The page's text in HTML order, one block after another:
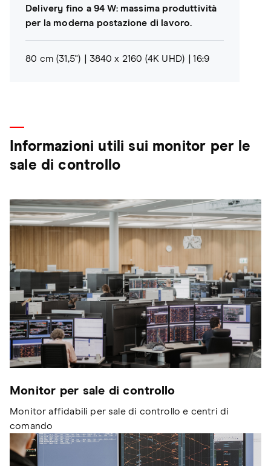
Delivery fino a 94 W: massima produttività
per la moderna postazione di lavoro.
80 cm (31,5") 3840 x 2160 (4K UHD) 16:9
Informazioni utili sui monitor per le
sale di controllo
Monitor per sale di controllo
Monitor affidabili per sale di controllo e centri di
comando